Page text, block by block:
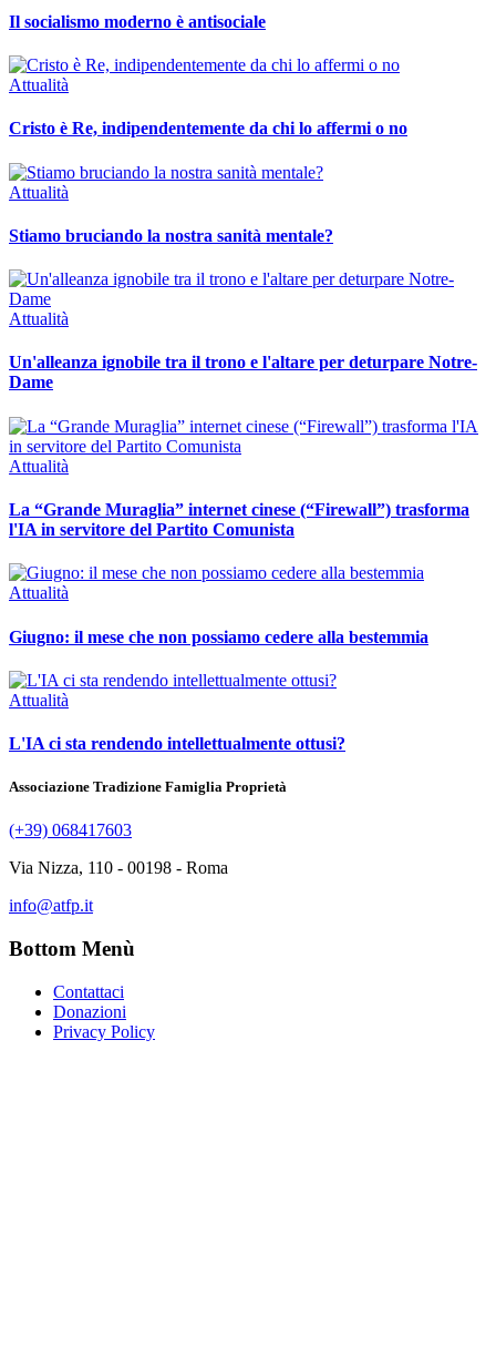
Il socialismo moderno è antisociale
Attualità
Cristo è Re, indipendentemente da chi lo affermi o no
Attualità
Stiamo bruciando la nostra sanità mentale?
Attualità
Un'alleanza ignobile tra il trono e l'altare per deturpare Notre-
Dame
Attualità
La “Grande Muraglia” internet cinese (“Firewall”) trasforma
l'IA in servitore del Partito Comunista
Attualità
Giugno: il mese che non possiamo cedere alla bestemmia
Attualità
L'IA ci sta rendendo intellettualmente ottusi?
Associazione Tradizione Famiglia Proprietà
(+39) 068417603
Via Nizza, 110 - 00198 - Roma
info@atfp.it
Bottom Menù
Contattaci
Donazioni
Privacy Policy